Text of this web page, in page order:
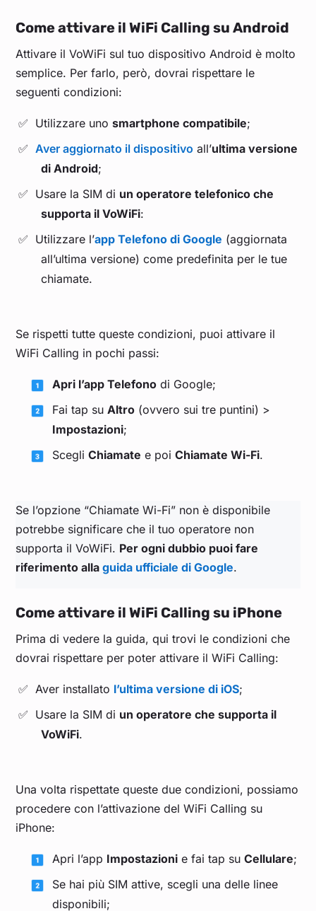
Come attivare il WiFi Calling su Android
Attivare il VoWiFi sul tuo dispositivo Android è molto
semplice. Per farlo, però, dovrai rispettare le
seguenti condizioni:
Utilizzare uno smartphone compatibile;
Aver aggiornato il dispositivo all’ultima versione
di Android;
Usare la SIM di un operatore telefonico che
supporta il VoWiFi:
Utilizzare l’app Telefono di Google (aggiornata
all’ultima versione) come predefinita per le tue
chiamate.
Se rispetti tutte queste condizioni, puoi attivare il
WiFi Calling in pochi passi:
Apri l’app Telefono di Google;
Fai tap su Altro (ovvero sui tre puntini) >
Impostazioni;
Scegli Chiamate e poi Chiamate Wi-Fi.
Se l’opzione “Chiamate Wi-Fi” non è disponibile
potrebbe significare che il tuo operatore non
supporta il VoWiFi. Per ogni dubbio puoi fare
riferimento allaguida ufficiale di Google.
Come attivare il WiFi Calling su iPhone
Prima di vedere la guida, qui trovi le condizioni che
dovrai rispettare per poter attivare il WiFi Calling:
Aver installato l’ultima versione di iOS;
Usare la SIM di un operatore che supporta il
VoWiFi.
Una volta rispettate queste due condizioni, possiamo
procedere con l’attivazione del WiFi Calling su
iPhone:
Apri l’app Impostazioni e fai tap su Cellulare;
Se hai più SIM attive, scegli una delle linee
disponibili;